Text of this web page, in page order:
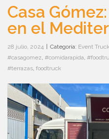
Casa
en el
28 julio, 2024 Categoría: Event Truck
#casagomez, #comidarapida,
#terrazas, foodtruck